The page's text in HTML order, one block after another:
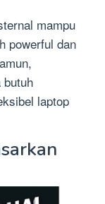
mampu
powerful dan
butuh
laptop